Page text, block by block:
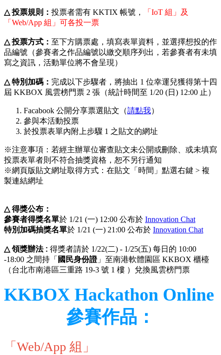
△投票規則： 投票者需有 KKTIX 帳號，
「IoT 組」及
「Web/App 組」可各投一票
△投票方式： 至下方購票處，填寫表單資料，並選擇想投的作
品編號（參賽者之作品編號以繳交順序列出，若參賽者有未填
寫之資訊，活動單位將不會呈現）
△ 特別加碼 ： 完成以下步驟者，將抽出 1 位幸運兒獲得第十四
屆 KKBOX 風雲榜門票 2 張（統計時間至 1/20 (日) 12:00 止）
Facabook 公開分享票選貼文（請點我）
參與本活動投票
於投票表單內附上步驟 1 之貼文的網址
※注意事項：若經主辦單位審查貼文未公開或刪除、或未填寫
投票表單者則不符合抽獎資格，恕不另行通知
※網頁版貼文網址取得方式：在貼文「時間」點選右鍵 > 複
製連結網址
△ 得獎公布：
參賽者得獎名單於 1/21 (一) 12:00 公布於 Innovation Chat
特別加碼抽獎名單於 1/21 (一) 21:00 公布於 Innovation Chat
△ 領獎辦法 : 得獎者請於 1/22(二) - 1/25(五) 每日的 10:00
-18:00 之間持「 國民身份證」至南港軟體園區 KKBOX 櫃檯
（台北市南港區三重路 19-3 號 1 樓 ）兌換風雲榜門票
KKBOX Hackathon Online
參賽作品：
「Web/App 組」